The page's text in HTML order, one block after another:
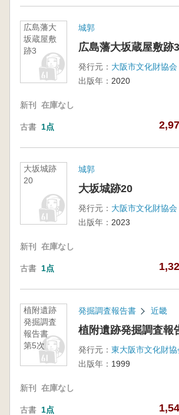
広島藩大
坂蔵屋敷
跡3
城郭
広島藩大坂蔵屋敷跡3
発行元： 大阪市文化財協会
出版年： 2020
新刊 在庫なし
古書 1点
大坂城跡
20
城郭
大坂城跡20
発行元： 大阪市文化財協会
出版年： 2023
新刊 在庫なし
古書 1点
植附遺跡
発掘調査
報告書
第5次
発掘調査報告書 近畿
植附遺跡発掘調査
発行元： 東大阪市文化財協
出版年： 1999
新刊 在庫なし
古書 1点